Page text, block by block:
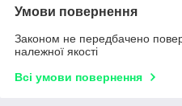
Умови повернення
Законом не передбачено
належної якості
Всі умови повернення